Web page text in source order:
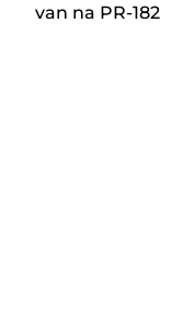
van na PR-182